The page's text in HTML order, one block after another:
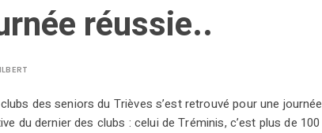
réussie..
des seniors du Trièves s’est retrouvé pour une journée
du dernier des clubs : celui de Tréminis, c’est plus de 100